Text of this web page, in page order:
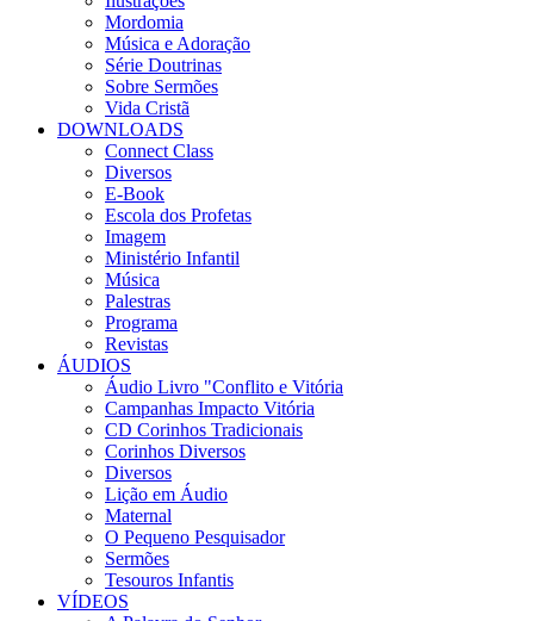
Mordomia
Música e Adoração
Série Doutrinas
Sobre Sermões
Vida Cristã
DOWNLOADS
Connect Class
Diversos
E-Book
Escola dos Profetas
Imagem
Ministério Infantil
Música
Palestras
Programa
Revistas
ÁUDIOS
Áudio Livro "Conflito e Vitória
Campanhas Impacto Vitória
CD Corinhos Tradicionais
Corinhos Diversos
Diversos
Lição em Áudio
Maternal
O Pequeno Pesquisador
Sermões
Tesouros Infantis
VÍDEOS